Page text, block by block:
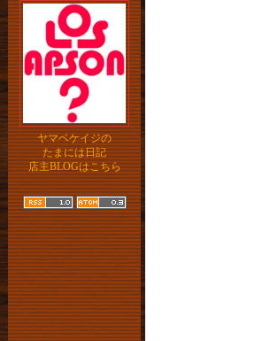
ヤマベケイジの
たまには日記
店主BLOGはこちら